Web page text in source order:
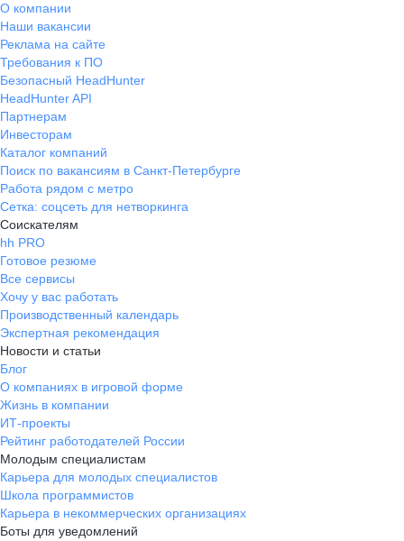
О компании
Наши вакансии
Реклама на сайте
Требования к ПО
Безопасный HeadHunter
HeadHunter API
Партнерам
Инвесторам
Каталог компаний
Поиск по вакансиям в Санкт-Петербурге
Работа рядом с метро
Сетка: соцсеть для нетворкинга
Соискателям
hh PRO
Готовое резюме
Все сервисы
Хочу у вас работать
Производственный календарь
Экспертная рекомендация
Новости и статьи
Блог
О компаниях в игровой форме
Жизнь в компании
ИТ-проекты
Рейтинг работодателей России
Молодым специалистам
Карьера для молодых специалистов
Школа программистов
Карьера в некоммерческих организациях
Боты для уведомлений